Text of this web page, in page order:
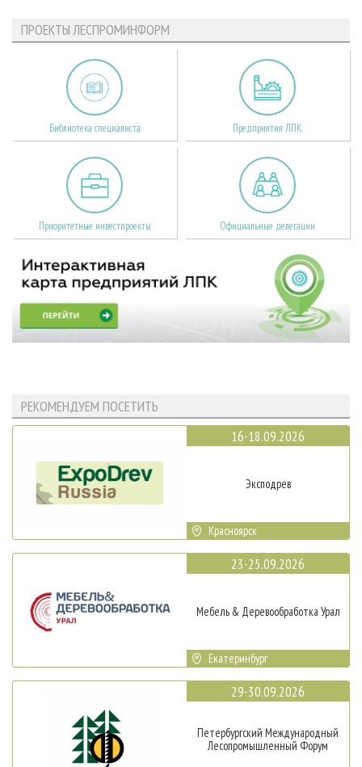
ПРОЕКТЫ ЛЕСПРОМИНФОРМ
Библиотека специалиста Предприятия ЛПК
Приоритетные инвестпроекты Официальные делегации
РЕКОМЕНДУЕМ ПОСЕТИТЬ
16-18.09.2026
Эксподрев
Красноярск
23-25.09.2026
Мебель & Деревообработка Урал
Екатеринбург
29-30.09.2026
Петербургский Международный
Лесопромышленный Форум